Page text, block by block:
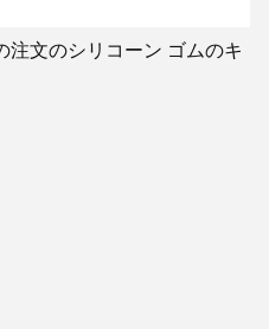
注文のシリコーン ゴムのキ